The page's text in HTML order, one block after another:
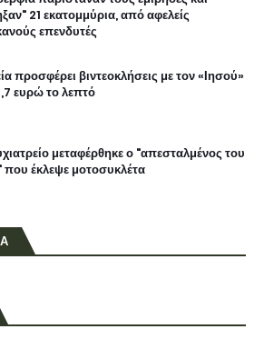
21 εκατομμύρια, από αφελείς
επενδυτές
προσφέρει βιντεοκλήσεις με τον «Ιησού»
ευρώ το λεπτό
μεταφέρθηκε ο "απεσταλμένος του
που έκλεψε μοτοσυκλέτα